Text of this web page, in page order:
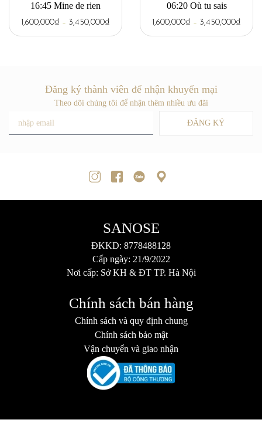
16:45 Mine de rien
1,600,000₫ – 3,450,000₫
06:20 Où tu sais
1,600,000₫ – 3,450,000₫
Đăng ký thành viên để nhận khuyến mại
Theo dõi chúng tôi để nhận thêm nhiều ưu đãi
ĐĂNG KÝ
SANOSE
ĐKKD: 8778488128
Cấp ngày: 21/9/2022
Nơi cấp: Sở KH & ĐT TP. Hà Nội
Chính sách bán hàng
Chính sách và quy định chung
Chính sách bảo mật
Vận chuyển và giao nhận